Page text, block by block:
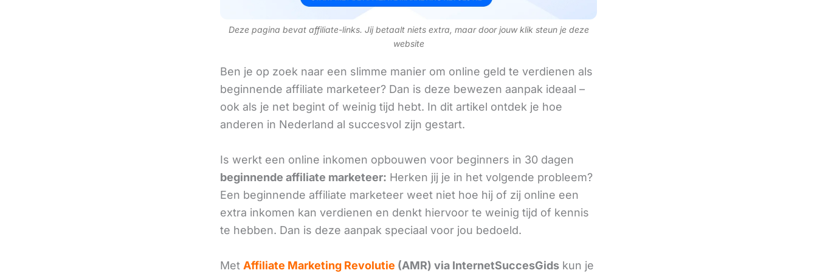
Deze pagina bevat affiliate-links. Jij betaalt niets extra, maar door jouw klik steun je deze
website
Ben je op zoek naar een slimme manier om online geld te verdienen als
beginnende affiliate marketeer? Dan is deze bewezen aanpak ideaal –
ook als je net begint of weinig tijd hebt. In dit artikel ontdek je hoe
anderen in Nederland al succesvol zijn gestart.
Is werkt een online inkomen opbouwen voor beginners in 30 dagen
beginnende affiliate marketeer: Herken jij je in het volgende probleem?
Een beginnende affiliate marketeer weet niet hoe hij of zij online een
extra inkomen kan verdienen en denkt hiervoor te weinig tijd of kennis
te hebben. Dan is deze aanpak speciaal voor jou bedoeld.
Met Affiliate Marketing Revolutie (AMR) via InternetSuccesGids kun je